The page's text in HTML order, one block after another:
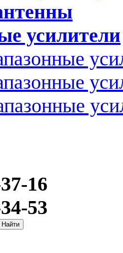
усилители
16
53